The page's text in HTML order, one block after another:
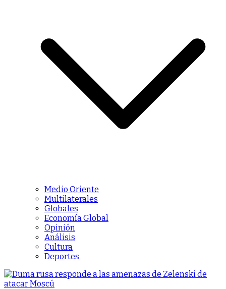
Medio Oriente
Multilaterales
Globales
Economía Global
Opinión
Análisis
Cultura
Deportes